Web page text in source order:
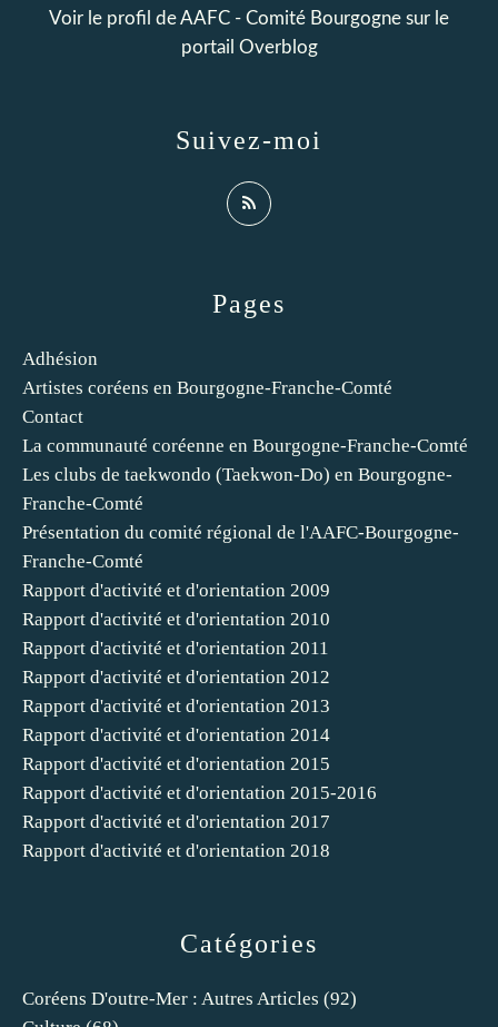
Catégories
Coréens D'outre-Mer : Autres Articles (92)
Pages
Adhésion
Artistes coréens en Bourgogne-Franche-Comté
Contact
La communauté coréenne en Bourgogne-Franche-Comté
Les clubs de taekwondo (Taekwon-Do) en Bourgogne-
Franche-Comté
Présentation du comité régional de l'AAFC-Bourgogne-
Franche-Comté
Rapport d'activité et d'orientation 2009
Rapport d'activité et d'orientation 2010
Rapport d'activité et d'orientation 2011
Rapport d'activité et d'orientation 2012
Rapport d'activité et d'orientation 2013
Rapport d'activité et d'orientation 2014
Rapport d'activité et d'orientation 2015
Rapport d'activité et d'orientation 2015-2016
Rapport d'activité et d'orientation 2017
Rapport d'activité et d'orientation 2018
Voir le profil deAAFC - Comité Bourgogne sur le
portail Overblog
Suivez-moi